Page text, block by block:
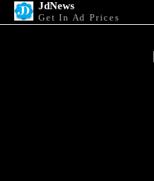
JdNews
Get In Ad Prices